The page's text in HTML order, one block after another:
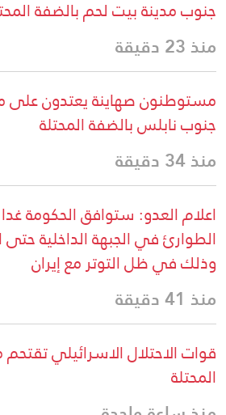
جنوب مدينة بيت لحم بالضفة
منذ 23 دقيقة
مستوطنون صهاينة يعتدون على
جنوب نابلس بالضفة المحتلة
منذ 34 دقيقة
اعلام العدو: ستوافق الحكومة
الطوارئ في الجبهة الداخلية
وذلك في ظل التوتر مع إيران
منذ 41 دقيقة
قوات الاحتلال الاسرائيلي تقتحم
المحتلة